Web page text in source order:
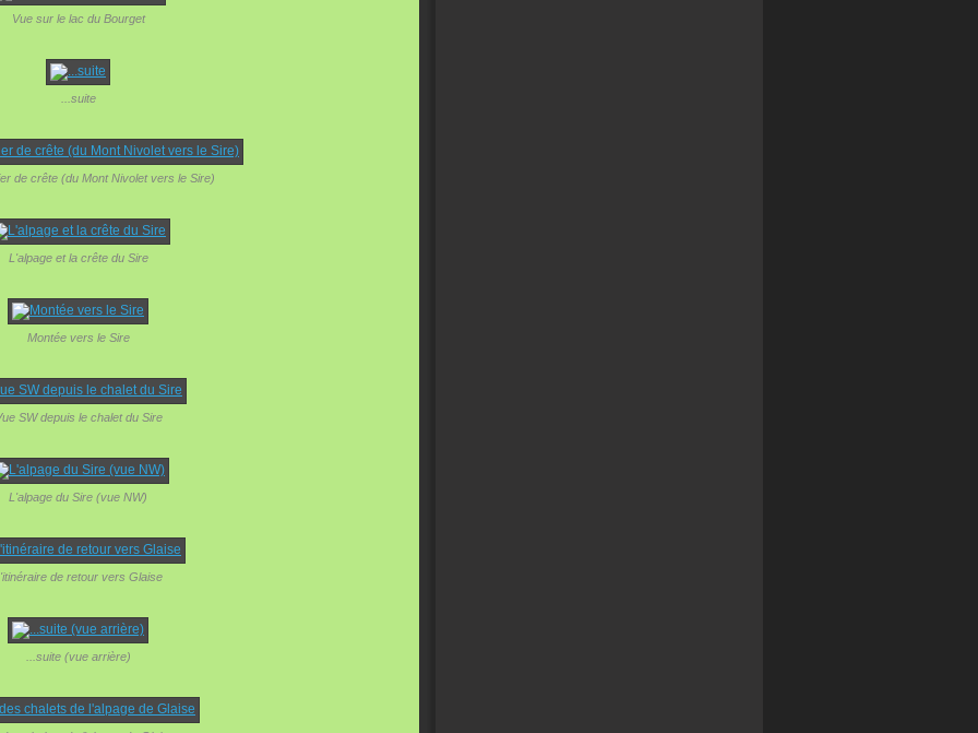
Vue sur le lac du Bourget
...suite
de crête (du Mont Nivolet vers le Sire)
L'alpage et la crête du Sire
Montée vers le Sire
SW depuis le chalet du Sire
L'alpage du Sire (vue NW)
de retour vers Glaise
...suite (vue arrière)